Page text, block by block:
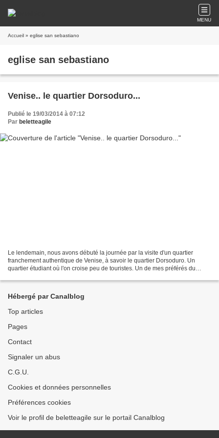
MENU
Accueil » eglise san sebastiano
eglise san sebastiano
Venise.. le quartier Dorsoduro...
Publié le 19/03/2014 à 07:12
Par beletteagile
Le lendemain, nous avons débuté la journée par la visite d'un quartier
franchement authentique de Venise, à savoir le quartier Dorsoduro. Un
quartier étudiant où l'on croise peu de touristes. Un de mes préférés du
Hébergé par Canalblog
Top articles
Pages
Contact
Signaler un abus
C.G.U.
Cookies et données personnelles
Préférences cookies
Voir le profil de beletteagile sur le portail Canalblog